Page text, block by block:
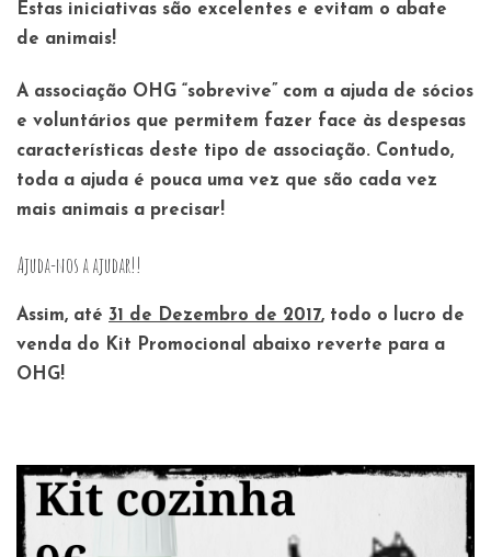
Estas iniciativas são excelentes e evitam o abate
de animais!
A associação OHG “sobrevive” com a ajuda de sócios
e voluntários que permitem fazer face às despesas
características deste tipo de associação. Contudo,
toda a ajuda é pouca uma vez que são cada vez
mais animais a precisar!
Ajuda-nos a ajudar!!
Assim, até 31 de Dezembro de 2017, todo o lucro de
venda do Kit Promocional abaixo reverte para a
OHG!